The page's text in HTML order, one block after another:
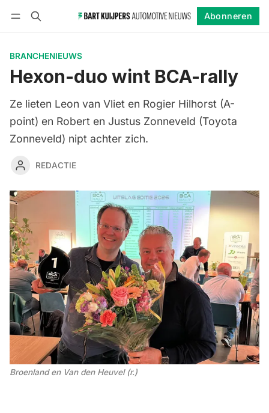
Abonneren
BRANCHENIEUWS
Hexon-duo wint BCA-rally
Ze lieten Leon van Vliet en Rogier Hilhorst (A-
point) en Robert en Justus Zonneveld (Toyota
Zonneveld) nipt achter zich.
REDACTIE
Broenland en Van den Heuvel (r.)